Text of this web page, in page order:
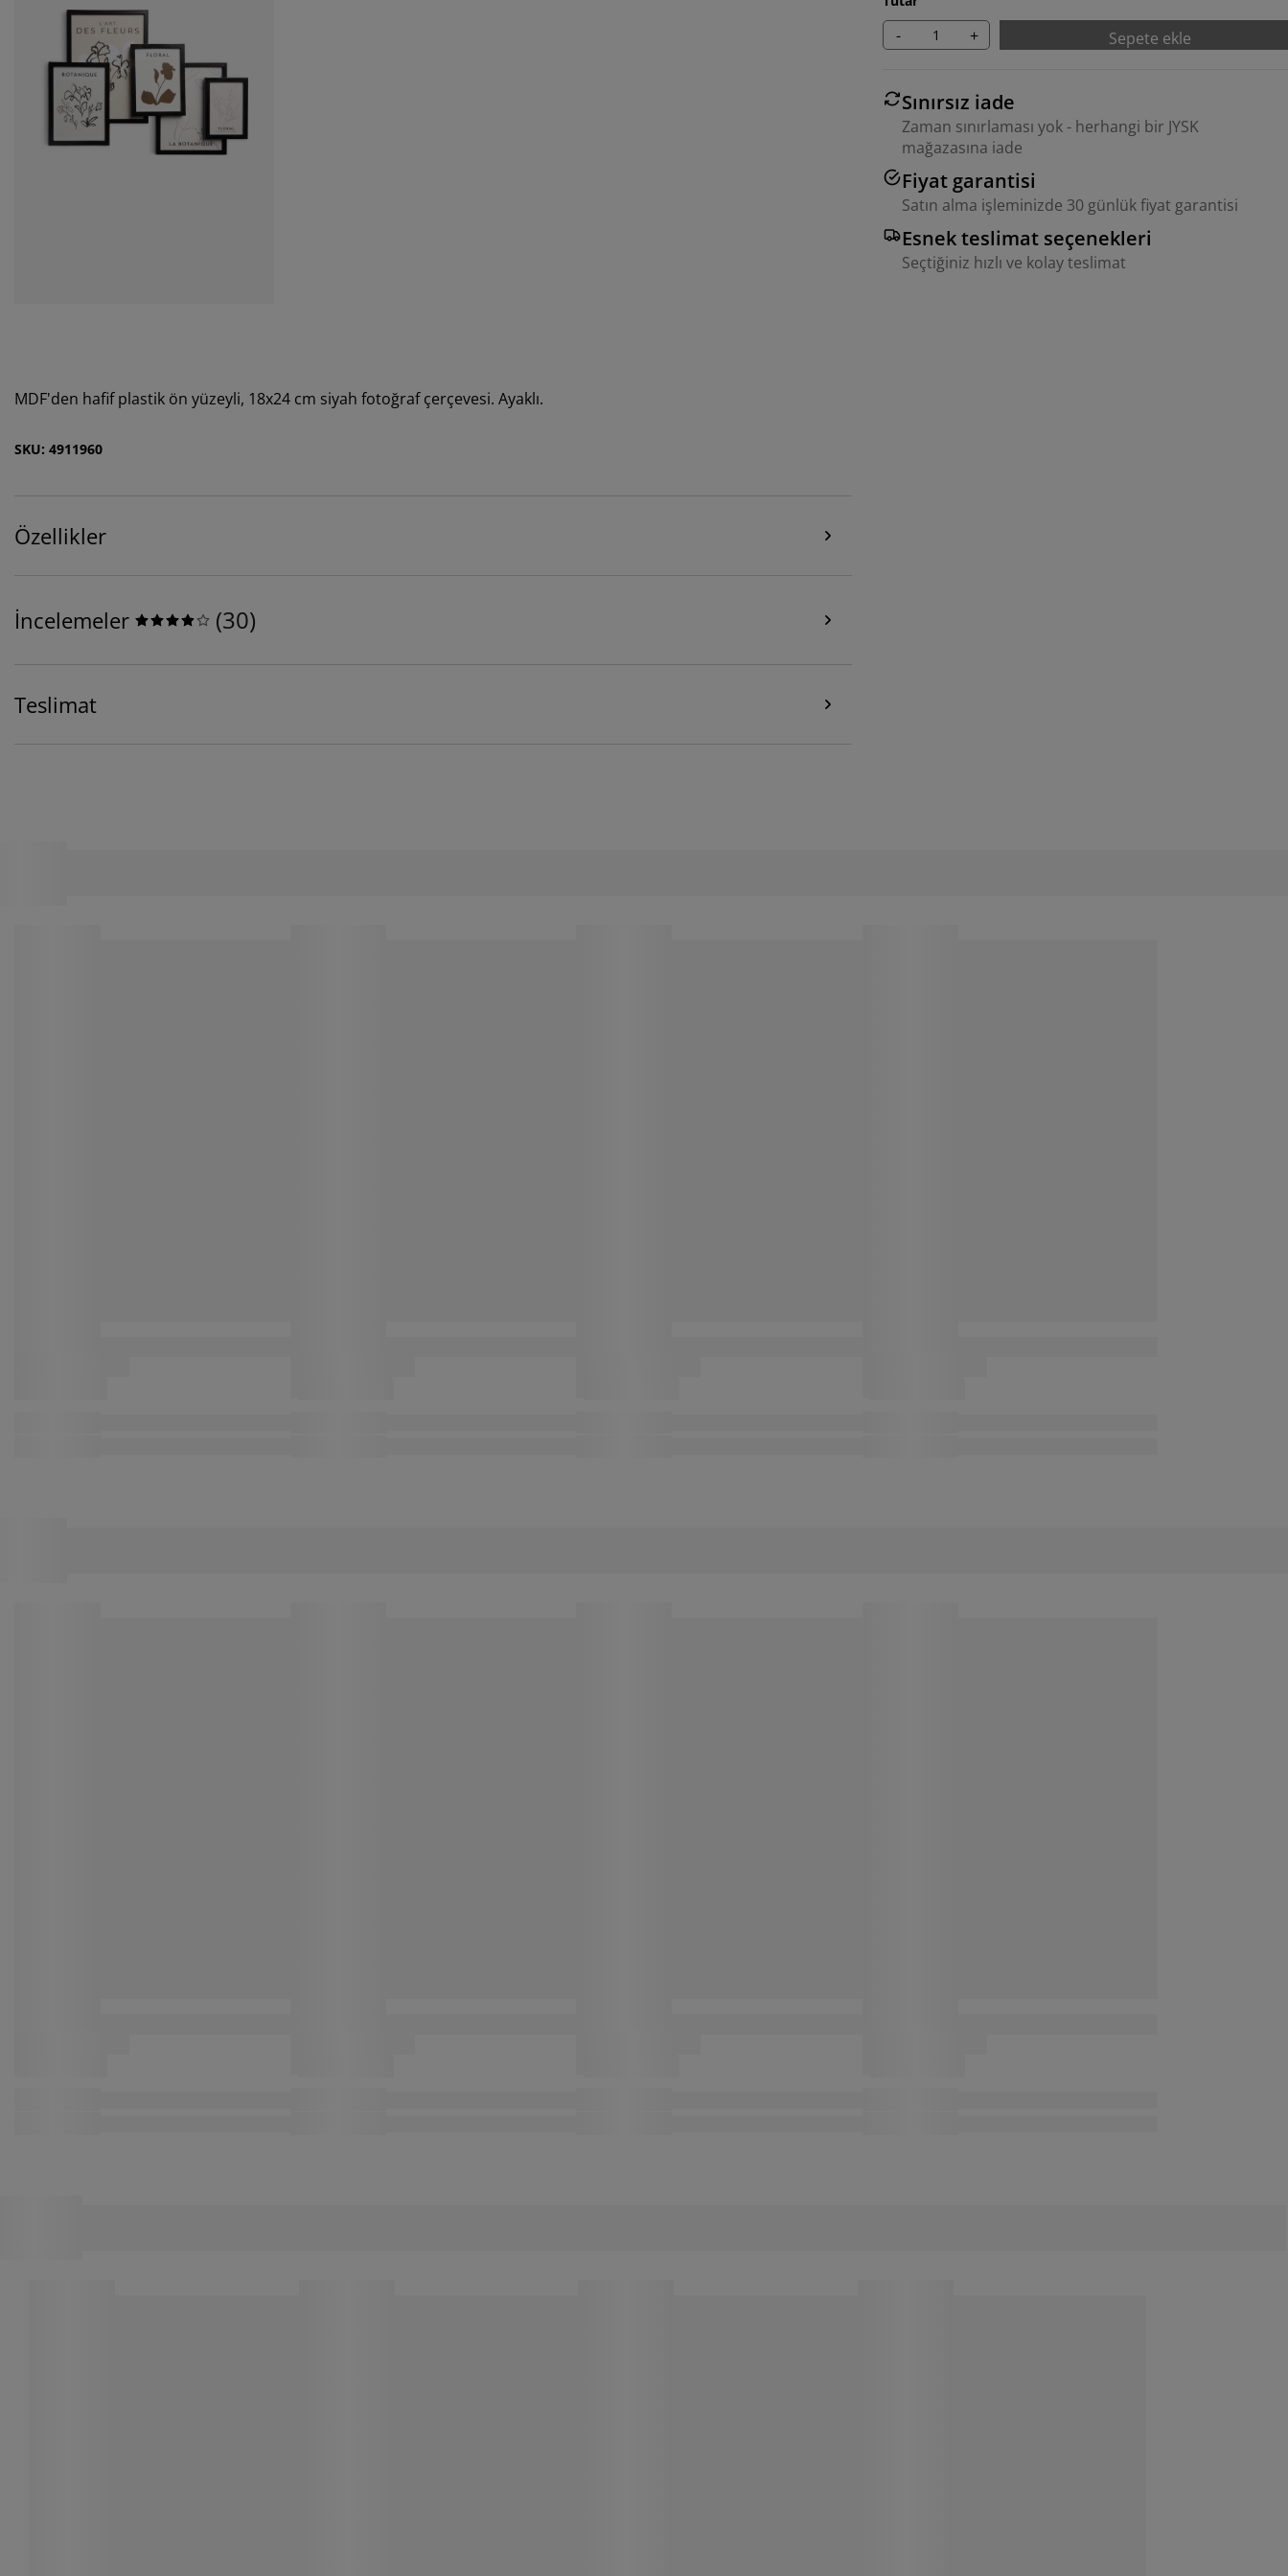
- + Sepete ekle
Sınırsız iade
Zaman sınırlaması yok - herhangi bir JYSK
mağazasına iade
Fiyat garantisi
Satın alma işleminizde 30 günlük fiyat garantisi
Esnek teslimat seçenekleri
Seçtiğiniz hızlı ve kolay teslimat
MDF'den hafif plastik ön yüzeyli, 18x24 cm siyah fotoğraf çerçevesi. Ayaklı.
SKU: 4911960
Özellikler
İncelemeler (30)
Teslimat